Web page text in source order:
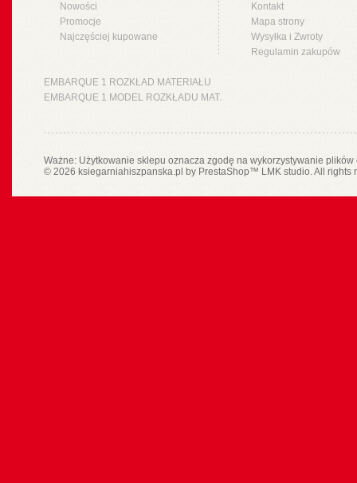
Nowości
Promocje
Najczęściej kupowane
Kontakt
Mapa strony
Wysyłka i Zwroty
Regulamin zakupów
EMBARQUE 1 ROZKŁAD MATERIAŁU
EMBARQUE 1 MODEL ROZKŁADU MAT.
Ważne: Użytkowanie sklepu oznacza zgodę na wykorzystywanie
© 2026 ksiegarniahiszpanska.pl by PrestaShop™ LMK studio. All rights